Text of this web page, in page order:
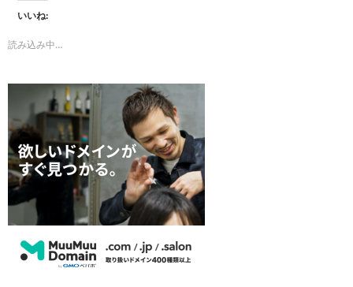
いいね:
読み込み中…